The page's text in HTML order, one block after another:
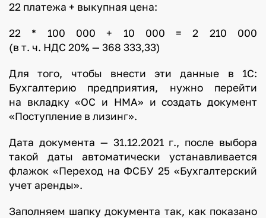
22 платежа + выкупная цена:
22 * 100 000 + 10 000 = 2 210 000
(в т. ч. НДС 20% — 368 333,33)
Для того, чтобы внести эти данные в 1С:
Бухгалтерию предприятия, нужно перейти
на вкладку «ОС и НМА» и создать документ
«Поступление в лизинг».
Дата документа — 31.12.2021 г., после выбора
такой даты автоматически устанавливается
флажок «Переход на ФСБУ 25 «Бухгалтерский
учет аренды».
Заполняем шапку документа так, как показано